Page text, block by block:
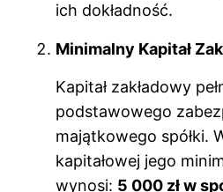
ich dokładność.
Minimalny Kapitał
Kapitał zakładowy
podstawowego
majątkowego spółki.
kapitałowej jego
wynosi: 5 000 zł w